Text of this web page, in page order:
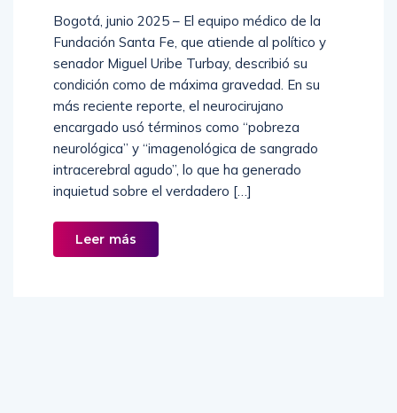
Bogotá, junio 2025 – El equipo médico de la
Fundación Santa Fe, que atiende al político y
senador Miguel Uribe Turbay, describió su
condición como de máxima gravedad. En su
más reciente reporte, el neurocirujano
encargado usó términos como “pobreza
neurológica” y “imagenológica de sangrado
intracerebral agudo”, lo que ha generado
inquietud sobre el verdadero […]
Leer más